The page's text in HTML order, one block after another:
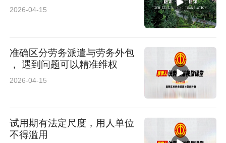
2026-04-15
准确区分劳务派遣与劳务外包
， 遇到问题可以精准维权
2026-04-15
试用期有法定尺度，用人单位
不得滥用